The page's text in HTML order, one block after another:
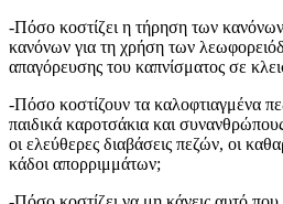
-Πόσο κοστίζει η τήρηση των
κανόνων για τη χρήση των
απαγόρευσης του καπνίσματος σε
-Πόσο κοστίζουν τα καλοφτιαγμένα
παιδικά καροτσάκια και
οι ελεύθερες διαβάσεις πεζών, οι
κάδοι απορριμμάτων;